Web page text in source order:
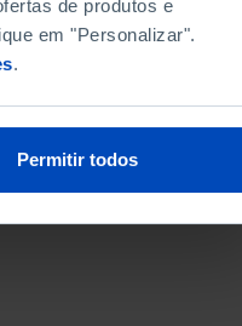
de produtos e
em "Personalizar".
.
Permitir todos
ORDENAR POR